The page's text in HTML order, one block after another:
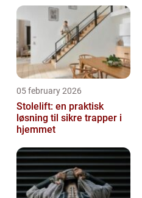
05 february 2026
Stolelift: en praktisk
løsning til sikre trapper i
hjemmet